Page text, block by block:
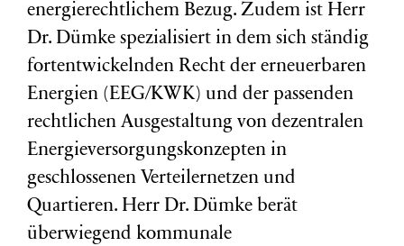
energierechtlichem Bezug. Zudem ist Herr
Dr. Dümke spezialisiert in dem sich ständig
fortentwickelnden Recht der erneuerbaren
Energien (EEG/KWK) und der passenden
rechtlichen Ausgestaltung von dezentralen
Energieversorgungskonzepten in
geschlossenen Verteilernetzen und
Quartieren. Herr Dr. Dümke berät
überwiegend kommunale